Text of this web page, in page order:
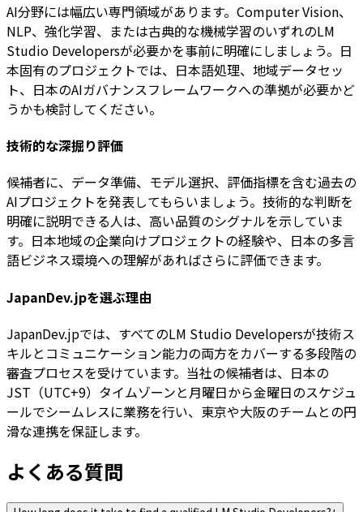
AI分野には幅広い専門領域があります。Computer Vision、
NLP、強化学習、または古典的な機械学習のいずれのLM
Studio Developersが必要かを事前に明確にしましょう。日
本固有のプロジェクトでは、日本語処理、地域データセッ
ト、日本のAIガバナンスフレームワークへの準拠が必要かど
うかも検討してください。
技術的な深掘り評価
候補者に、データ準備、モデル選択、評価指標を含む過去の
AIプロジェクトを発表してもらいましょう。技術的な判断を
明確に説明できる人は、高い品質のシグナルを示していま
す。日本地域の企業向けプロジェクトの経験や、日本の多言
語ビジネス環境への理解があればさらに評価できます。
JapanDev.jpを選ぶ理由
JapanDev.jpでは、すべてのLM Studio Developersが技術ス
キルとコミュニケーション能力の両方をカバーする多段階の
審査プロセスを受けています。当社の候補者は、日本の
JST（UTC+9）タイムゾーンと月曜日から金曜日のスケジュ
ールでシームレスに業務を行い、東京や大阪のチームとの円
滑な連携を保証します。
よくある質問